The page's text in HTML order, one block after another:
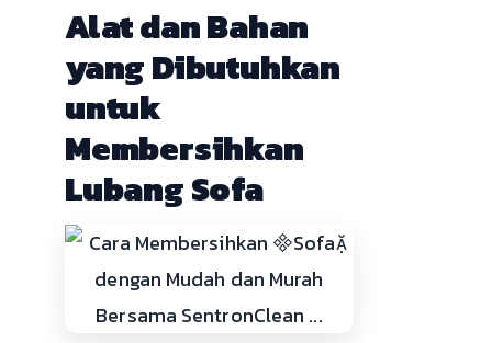
Alat dan Bahan
yang Dibutuhkan
untuk
Membersihkan
Lubang Sofa